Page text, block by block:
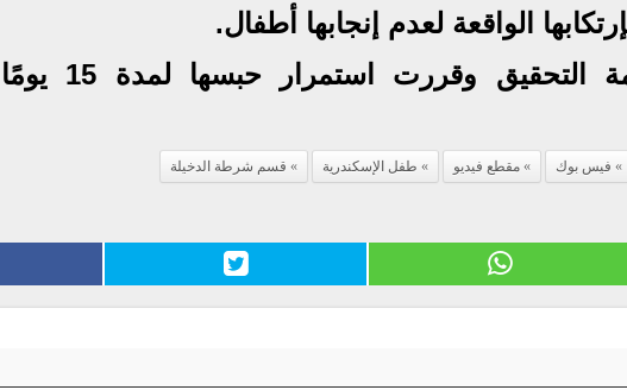
الواقعة لعدم إنجابها أطفال.
وتولت النيابة
فيس بوك مقطع فيديو طفل الإسكندرية قسم شرطة الدخيلة